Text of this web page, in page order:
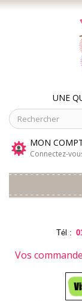
UNE
MON
Connectez-
Tél :
Vos